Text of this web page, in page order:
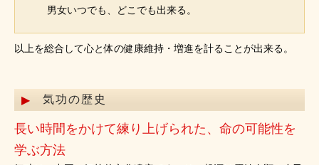
男女いつでも、どこでも出来る。
以上を総合して心と体の健康維持・増進を計ることが出来る。
気功の歴史
長い時間をかけて練り上げられた、命の可能性を
学ぶ方法